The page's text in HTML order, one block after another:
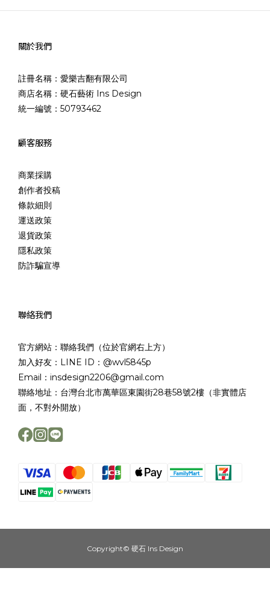
關於我們
註冊名稱：愛樂吉翻有限公司
商店名稱：硬石藝術 Ins Design
統一編號：50793462
顧客服務
商業採購
創作者投稿
條款細則
運送政策
退貨政策
隱私政策
防詐騙宣導
聯絡我們
官方網站：聯絡我們（位於官網右上方）
加入好友：LINE ID：@wvl5845p
Email：insdesign2206@gmail.com
聯絡地址：台灣台北市萬華區東園街28巷58號2樓（非實體店
面，不對外開放）
Copyright© 硬石 Ins Design